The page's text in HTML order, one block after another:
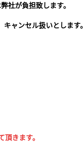
社が負担致します。
ャンセル扱いとします。
頂きます。